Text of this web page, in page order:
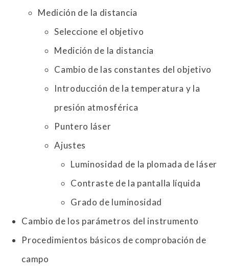
Medición de la distancia
Seleccione el objetivo
Medición de la distancia
Cambio de las constantes del objetivo
Introducción de la temperatura y la
presión atmosférica
Puntero láser
Ajustes
Luminosidad de la plomada de láser
Contraste de la pantalla líquida
Grado de luminosidad
Cambio de los parámetros del instrumento
Procedimientos básicos de comprobación de
campo